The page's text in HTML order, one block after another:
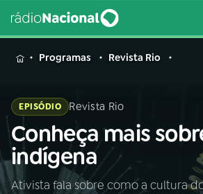
MENU
Buscar
na
Rádio
Nacional
Programas Revista Rio
EPISÓDIO Revista Rio
Conheça mais
indígena
Ativista fala sobre como a cultura